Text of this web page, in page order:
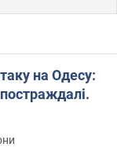
на Одесу: